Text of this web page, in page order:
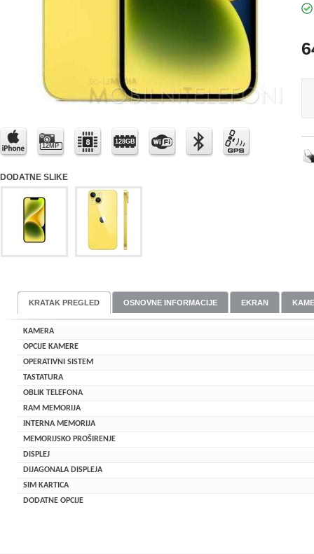
12MP
128GB
DODATNE SLIKE
KRATAK PREGLED OSNOVNE INFORMACIJE EKRAN
KAMERA
OPCIJE KAMERE
OPERATIVNI SISTEM
TASTATURA
OBLIK TELEFONA
RAM MEMORIJA
INTERNA MEMORIJA
MEMORIJSKO PROŠIRENJE
DISPLEJ
DIJAGONALA DISPLEJA
SIM KARTICA
DODATNE OPCIJE